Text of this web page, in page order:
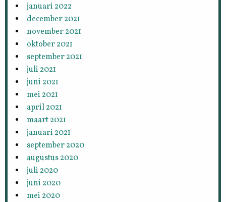
januari 2022
december 2021
november 2021
oktober 2021
september 2021
juli 2021
juni 2021
mei 2021
april 2021
maart 2021
januari 2021
september 2020
augustus 2020
juli 2020
juni 2020
mei 2020